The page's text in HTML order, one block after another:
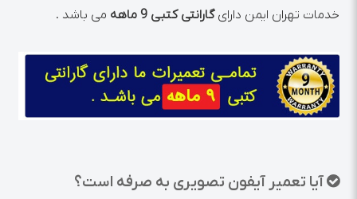
خدمات تهران ایمن دارایگارانتی کتبی 9 ماهه می باشد .
آیا تعمیر آیفون تصویری به صرفه است؟